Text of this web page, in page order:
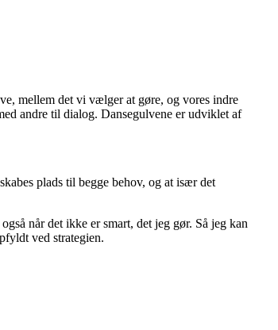
mellem det vi vælger at gøre, og vores indre
andre til dialog. Dansegulvene er udviklet af
plads til begge behov, og at især det
når det ikke er smart, det jeg gør. Så jeg kan
ved strategien.